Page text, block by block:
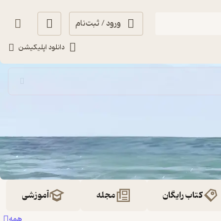
ورود / ثبت‌نام
دانلود اپلیکیشن
کتاب رایگان مجله آموزشی